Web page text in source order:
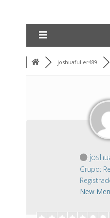
joshuafuller489
Grupo:
New